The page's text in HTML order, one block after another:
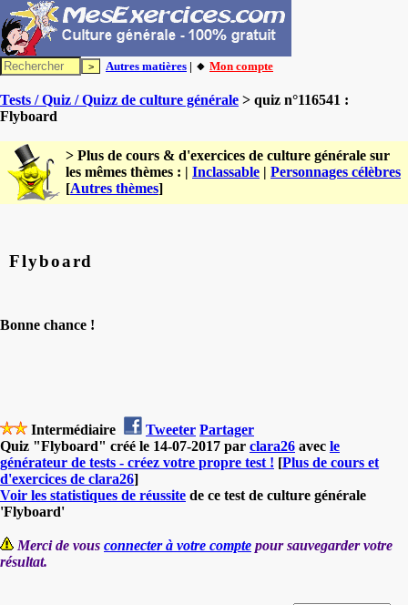
Autres matières | 🔸 Mon compte
Tests / Quiz / Quizz de culture générale > quiz n°116541 :
Flyboard
> Plus de cours & d'exercices de culture générale sur
les mêmes thèmes : | Inclassable | Personnages célèbres
[Autres thèmes]
Flyboard
Bonne chance !
Intermédiaire Tweeter Partager
Quiz "Flyboard" créé le 14-07-2017 par clara26 avec le
générateur de tests - créez votre propre test ! [Plus de cours et
d'exercices de clara26]
Voir les statistiques de réussite de ce test de culture générale
'Flyboard'
Merci de vous connecter à votre compte pour sauvegarder votre
résultat.